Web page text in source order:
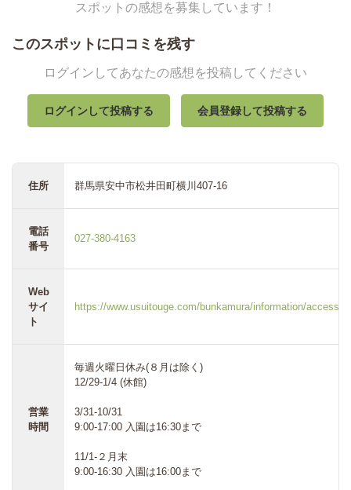
スポットの感想を募集しています！
このスポットに口コミを残す
ログインしてあなたの感想を投稿してください
ログインして投稿する 会員登録して投稿する
住所 群馬県安中市松井田町横川407-16
電話
番号
027-380-4163
Web
サイ
ト
https://www.usuitouge.com/bunkamura/information/
営業
時間
毎週火曜日休み(８月は除く)
12/29-1/4 (休館)
3/31-10/31
9:00-17:00 入園は16:30まで
11/1-２月末
9:00-16:30 入園は16:00まで